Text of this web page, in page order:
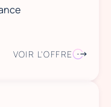
VOIR L'OFFRE